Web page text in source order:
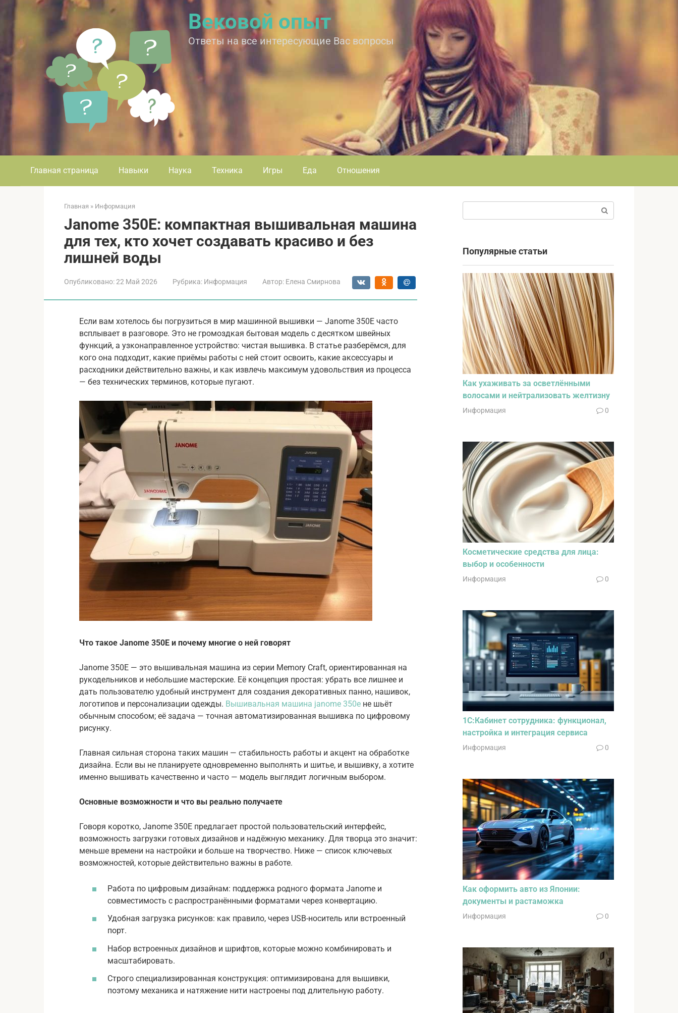
Вековой опыт
Ответы на все интересующие Вас вопросы
Главная страница Навыки Наука Техника Игры Еда Отношения
Главная » Информация
Janome 350E: компактная вышивальная машина
для тех, кто хочет создавать красиво и без
лишней воды
Опубликовано:22 Май 2026 Рубрика: Информация Автор: Елена Смирнова
Если вам хотелось бы погрузиться в мир машинной вышивки — Janome 350E часто
всплывает в разговоре. Это не громоздкая бытовая модель с десятком швейных
функций, а узконаправленное устройство: чистая вышивка. В статье разберёмся, для
кого она подходит, какие приёмы работы с ней стоит освоить, какие аксессуары и
расходники действительно важны, и как извлечь максимум удовольствия из процесса
— без технических терминов, которые пугают.
Что такое Janome 350E и почему многие о ней говорят
Janome 350E — это вышивальная машина из серии Memory Craft, ориентированная на
рукодельников и небольшие мастерские. Её концепция простая: убрать все лишнее и
дать пользователю удобный инструмент для создания декоративных панно, нашивок,
логотипов и персонализации одежды. Вышивальная машина janome 350e не шьёт
обычным способом; её задача — точная автоматизированная вышивка по цифровому
рисунку.
Главная сильная сторона таких машин — стабильность работы и акцент на обработке
дизайна. Если вы не планируете одновременно выполнять и шитье, и вышивку, а хотите
именно вышивать качественно и часто — модель выглядит логичным выбором.
Основные возможности и что вы реально получаете
Говоря коротко, Janome 350E предлагает простой пользовательский интерфейс,
возможность загрузки готовых дизайнов и надёжную механику. Для творца это значит:
меньше времени на настройки и больше на творчество. Ниже — список ключевых
возможностей, которые действительно важны в работе.
Работа по цифровым дизайнам: поддержка родного формата Janome и
совместимость с распространёнными форматами через конвертацию.
Удобная загрузка рисунков: как правило, через USB-носитель или встроенный
порт.
Набор встроенных дизайнов и шрифтов, которые можно комбинировать и
масштабировать.
Строго специализированная конструкция: оптимизирована для вышивки,
поэтому механика и натяжение нити настроены под длительную работу.
Популярные статьи
Как ухаживать за осветлёнными
волосами и нейтрализовать желтизну
Информация 0
Косметические средства для лица:
выбор и особенности
Информация 0
1С:Кабинет сотрудника: функционал,
настройка и интеграция сервиса
Информация 0
Как оформить авто из Японии:
документы и растаможка
Информация 0